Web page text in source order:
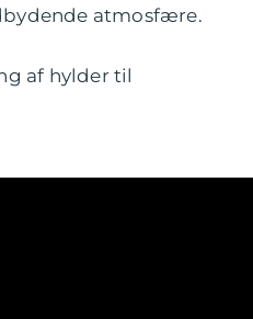
atmosfære.
af hylder til